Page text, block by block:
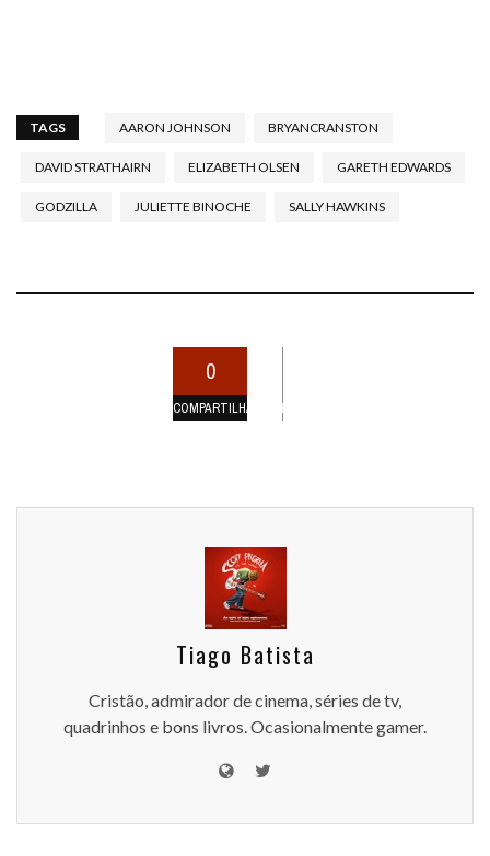
TAGS AARON JOHNSON BRYANCRANSTON
DAVID STRATHAIRN ELIZABETH OLSEN GARETH EDWARDS
GODZILLA JULIETTE BINOCHE SALLY HAWKINS
0
COMPARTILHAMENTOS
Tiago Batista
Cristão, admirador de cinema, séries de tv,
quadrinhos e bons livros. Ocasionalmente gamer.